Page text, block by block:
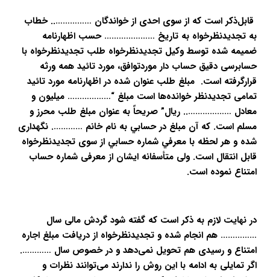
قابل‌ذکر است که از سوی احدی از خواندگان …………….. خطاب
به تجدیدنظرخواه به تاریخ ………………… حسب اظهارنامه
ضمیمه شده توسط وکیل تجدیدنظرخواه طلب تجدیدنظرخواه با
حسابرسی دقیق حساب دار موردتوافق، مورد تائید همه ورثه
قرارگرفته است. مبلغ طلب عنوان شده در اظهارنامه مورد تائید
تمامی تجدیدنظر خوانده‌ها است مبلغ “……………… میلیون و
معادل ……………….. ریال” صریحاً به عنوان مبلغ طلب محرز و
مسلم است. که آن مبلغ در حسابي به نام خانم …………. نگهداری
شده و هر لحظه با معرفي شماره حسابي از سوی تجدیدنظرخواه
قابل انتقال است. ولی متأسفانه ایشان از معرفی شماره حساب
امتناع نموده است.
در نهایت لازم به ذکر است که گفته شود گردش مالی سال
…………… هم انجام شده و تجدیدنظرخواه از دریافت مبلغ اجاره
امتناع و رسیدی هم تحویل نمی‌دهد و در خصوص سال ………….
اگر تمایلی به ادامه با این روش را ندارند می‌توانند نظرات و